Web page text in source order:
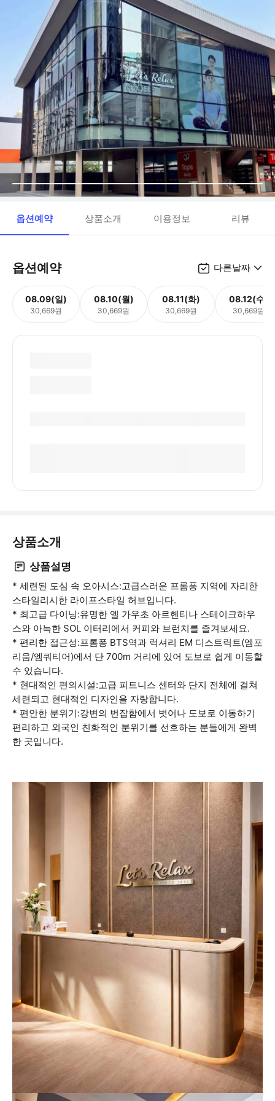
옵션예약 상품소개 이용정보 리뷰
옵션예약 다른날짜
08.09(일)
30,669원
08.10(월)
30,669원
08.11(화)
30,669원
08.12(수)
30,669원
상품소개
상품설명
* 세련된 도심 속 오아시스:고급스러운 프롬퐁 지역에 자리한
스타일리시한 라이프스타일 허브입니다.
* 최고급 다이닝:유명한 엘 가우초 아르헨티나 스테이크하우
스와 아늑한 SOL 이터리에서 커피와 브런치를 즐겨보세요.
* 편리한 접근성:프롬퐁 BTS역과 럭셔리 EM 디스트릭트(엠포
리움/엠쿼티어)에서 단 700m 거리에 있어 도보로 쉽게 이동할
수 있습니다.
* 현대적인 편의시설:고급 피트니스 센터와 단지 전체에 걸쳐
세련되고 현대적인 디자인을 자랑합니다.
* 편안한 분위기:강변의 번잡함에서 벗어나 도보로 이동하기
편리하고 외국인 친화적인 분위기를 선호하는 분들에게 완벽
한 곳입니다.